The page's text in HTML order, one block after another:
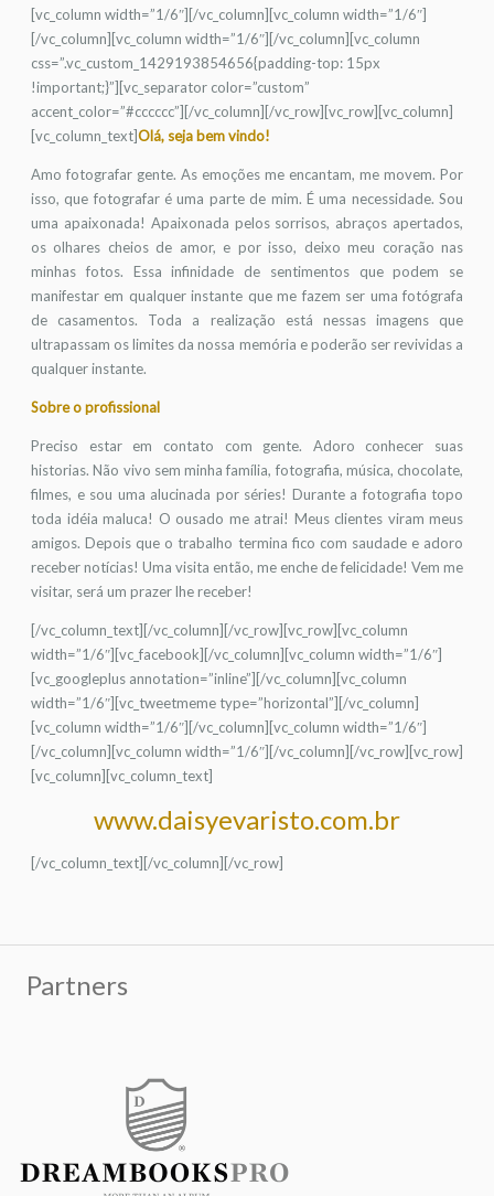
[vc_column width=”1/6″][/vc_column][vc_column width=”1/6″]
[/vc_column][vc_column width=”1/6″][/vc_column][vc_column
css=”.vc_custom_1429193854656{padding-top: 15px
!important;}”][vc_separator color=”custom”
accent_color=”#cccccc”][/vc_column][/vc_row][vc_row][vc_column]
[vc_column_text]Olá, seja bem vindo!
Amo fotografar gente. As emoções me encantam, me movem. Por
isso, que fotografar é uma parte de mim. É uma necessidade. Sou
uma apaixonada! Apaixonada pelos sorrisos, abraços apertados,
os olhares cheios de amor, e por isso, deixo meu coração nas
minhas fotos. Essa infinidade de sentimentos que podem se
manifestar em qualquer instante que me fazem ser uma fotógrafa
de casamentos. Toda a realização está nessas imagens que
ultrapassam os limites da nossa memória e poderão ser revividas a
qualquer instante.
Sobre o profissional
Preciso estar em contato com gente. Adoro conhecer suas
historias. Não vivo sem minha família, fotografia, música, chocolate,
filmes, e sou uma alucinada por séries! Durante a fotografia topo
toda idéia maluca! O ousado me atrai! Meus clientes viram meus
amigos. Depois que o trabalho termina fico com saudade e adoro
receber notícias! Uma visita então, me enche de felicidade! Vem me
visitar, será um prazer lhe receber!
[/vc_column_text][/vc_column][/vc_row][vc_row][vc_column
width=”1/6″][vc_facebook][/vc_column][vc_column width=”1/6″]
[vc_googleplus annotation=”inline”][/vc_column][vc_column
width=”1/6″][vc_tweetmeme type=”horizontal”][/vc_column]
[vc_column width=”1/6″][/vc_column][vc_column width=”1/6″]
[/vc_column][vc_column width=”1/6″][/vc_column][/vc_row][vc_row]
[vc_column][vc_column_text]
www.daisyevaristo.com.br
[/vc_column_text][/vc_column][/vc_row]